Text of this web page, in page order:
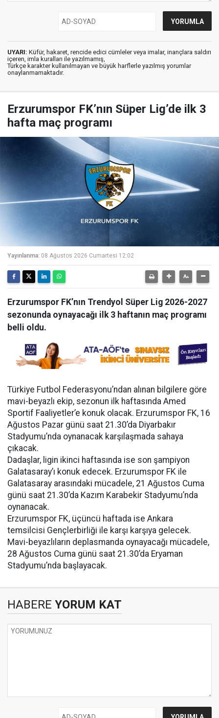
UYARI: Küfür, hakaret, rencide edici cümleler veya imalar, inançlara saldırı
içeren, imla kuralları ile yazılmamış,
Türkçe karakter kullanılmayan ve büyük harflerle yazılmış yorumlar
onaylanmamaktadır.
Erzurumspor FK’nın Süper Lig’de ilk 3
hafta maç programı
Yayınlanma: 08 Ağustos 2026 Cumartesi 12:02
Erzurumspor FK’nın Trendyol Süper Lig 2026-2027
sezonunda oynayacağı ilk 3 haftanın maç programı
belli oldu.
Türkiye Futbol Federasyonu’ndan alınan bilgilere göre
mavi-beyazlı ekip, sezonun ilk haftasında Amed
Sportif Faaliyetler’e konuk olacak. Erzurumspor FK, 16
Ağustos Pazar günü saat 21.30’da Diyarbakır
Stadyumu’nda oynanacak karşılaşmada sahaya
çıkacak.
Dadaşlar, ligin ikinci haftasında ise son şampiyon
Galatasaray’ı konuk edecek. Erzurumspor FK ile
Galatasaray arasındaki mücadele, 21 Ağustos Cuma
günü saat 21.30’da Kazım Karabekir Stadyumu’nda
oynanacak.
Erzurumspor FK, üçüncü haftada ise Ankara
temsilcisi Gençlerbirliği ile karşı karşıya gelecek.
Mavi-beyazlıların deplasmanda oynayacağı mücadele,
28 Ağustos Cuma günü saat 21.30’da Eryaman
Stadyumu’nda başlayacak.
HABERE YORUM KAT